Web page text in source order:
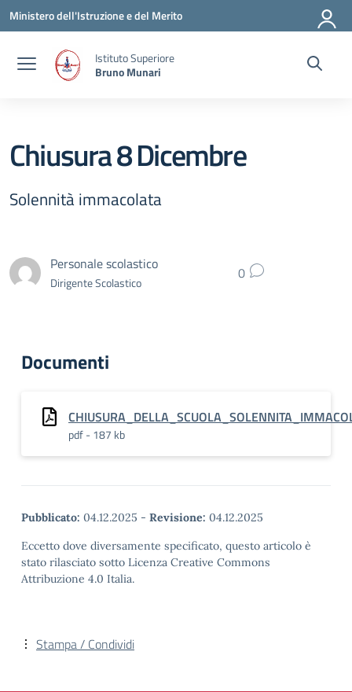
Vai ai contenuti
Vai al menu di navigazione
Vai al footer
Ministero dell'Istruzione e del Merito
Istituto Superiore
Bruno Munari
Chiusura 8 Dicembre
Solennità immacolata
Personale scolastico
Dirigente Scolastico 0
Documenti
pdf - 187 kb
Pubblicato: 04.12.2025 - Revisione: 04.12.2025
Eccetto dove diversamente specificato, questo articolo è
stato rilasciato sotto Licenza Creative Commons
Attribuzione 4.0 Italia.
Stampa / Condividi